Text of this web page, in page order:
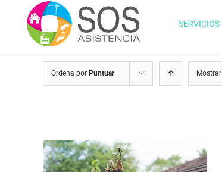
contenido
SERVICIOS
Ordena por Puntuar Mostrar